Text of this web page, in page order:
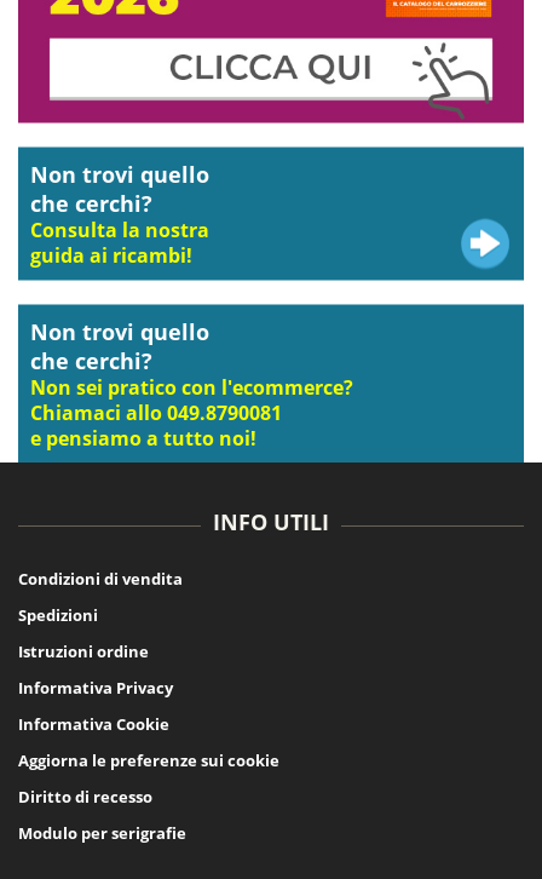
Non trovi quello
che cerchi?
Consulta la nostra
guida ai ricambi!
Non trovi quello
che cerchi?
Non sei pratico con l'ecommerce?
Chiamaci allo 049.8790081
e pensiamo a tutto noi!
INFO UTILI
Condizioni di vendita
Spedizioni
Istruzioni ordine
Informativa Privacy
Informativa Cookie
Aggiorna le preferenze sui cookie
Diritto di recesso
Modulo per serigrafie